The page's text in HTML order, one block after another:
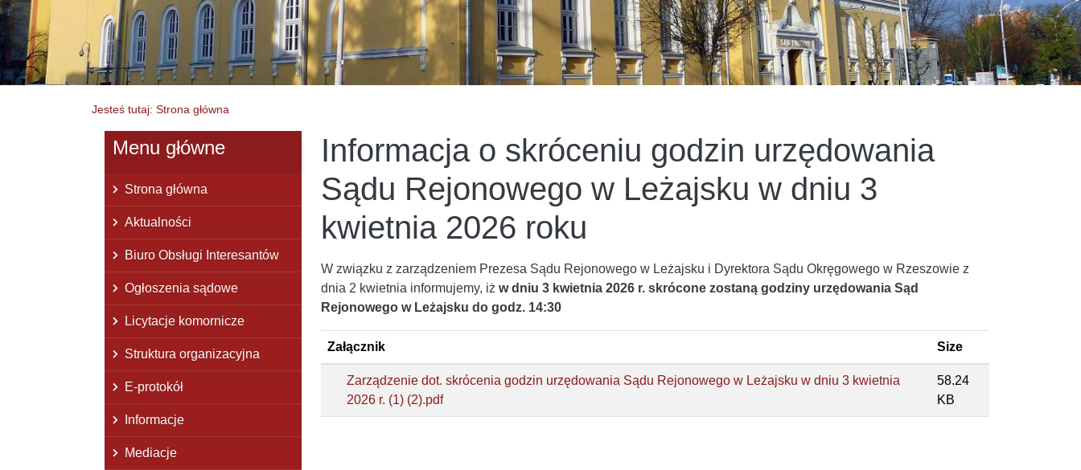
Jesteś tutaj: Strona główna
Informacja o skróceniu godzin urzędowania
Sądu Rejonowego w Leżajsku w dniu 3
kwietnia 2026 roku
W związku z zarządzeniem Prezesa Sądu Rejonowego w Leżajsku i Dyrektora Sądu Okręgowego w Rzeszowie z
dnia 2 kwietnia informujemy, iż w dniu 3 kwietnia 2026 r. skrócone zostaną godziny urzędowania Sąd
Rejonowego w Leżajsku do godz. 14:30
Załącznik Size
Zarządzenie dot. skrócenia godzin urzędowania Sądu Rejonowego w Leżajsku w dniu 3 kwietnia
2026 r. (1) (2).pdf
58.24
KB
Menu główne
Strona główna
Aktualności
Biuro Obsługi Interesantów
Ogłoszenia sądowe
Licytacje komornicze
Struktura organizacyjna
E-protokół
Informacje
Mediacje